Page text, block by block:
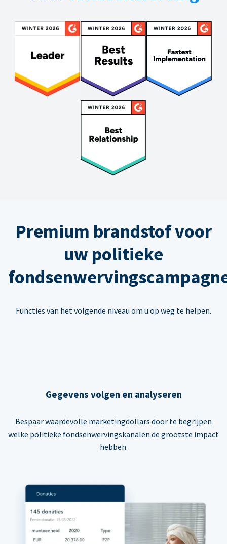
Premium brandstof voor
uw politieke
Functies van het volgende niveau om u op weg te helpen.
Gegevens volgen en analyseren
Bespaar waardevolle marketingdollars door te begrijpen
welke politieke fondsenwervingskanalen de grootste impact
hebben.